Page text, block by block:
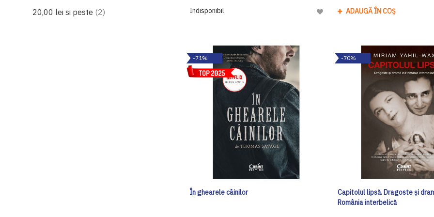
20,00 lei si peste 2produse
Indisponibil
Adaugă
Dorinte
ADAUGĂ ÎN COȘ
-71%
În ghearele câinilor
-70%
Capitolul lipsă. Dragoste și
România interbelică